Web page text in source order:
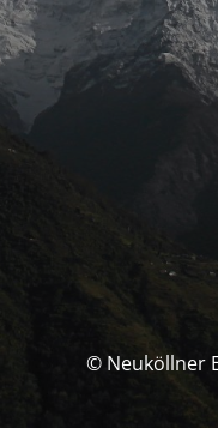
© Neuköllner